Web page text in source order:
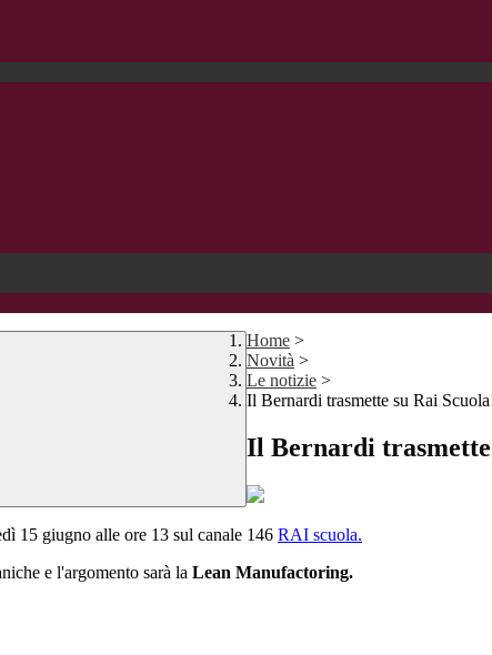
Home >
Novità >
Le notizie >
Il Bernardi trasmette su Rai
Il Bernardi trasmette
giugno alle ore 13 sul canale 146 RAI scuola.
e l'argomento sarà la Lean Manufactoring.